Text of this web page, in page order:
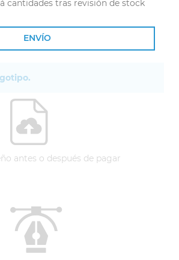
cantidades tras revisión de stock
ENVÍO
antes o después de pagar